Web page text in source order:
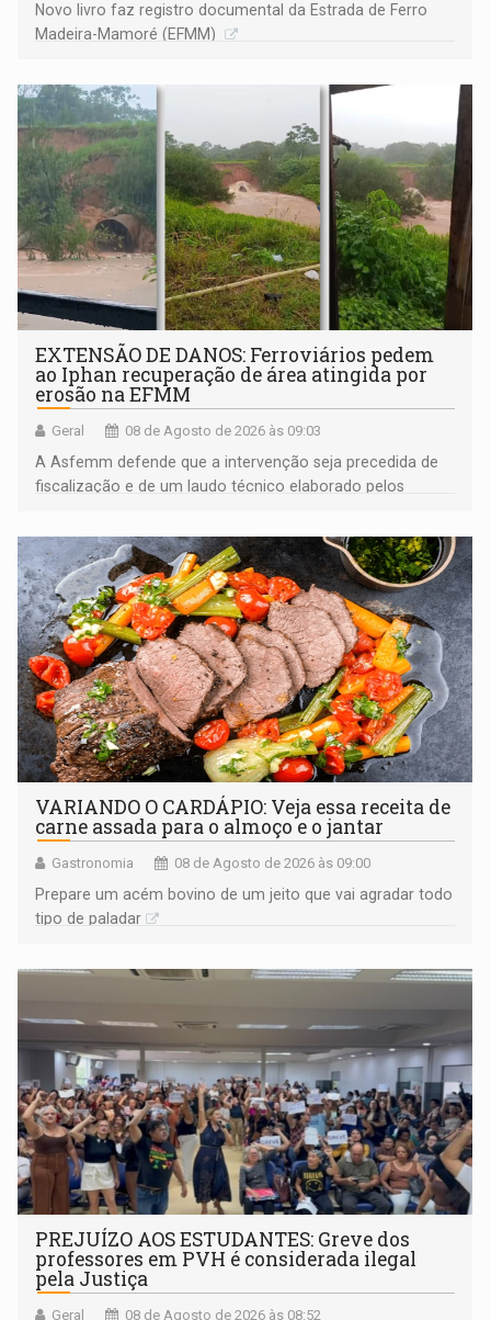
Novo livro faz registro documental da Estrada de Ferro
Madeira-Mamoré (EFMM)
EXTENSÃO DE DANOS: Ferroviários pedem
ao Iphan recuperação de área atingida por
erosão na EFMM
Geral 08 de Agosto de 2026 às 09:03
A Asfemm defende que a intervenção seja precedida de
fiscalização e de um laudo técnico elaborado pelos
VARIANDO O CARDÁPIO: Veja essa receita de
carne assada para o almoço e o jantar
Gastronomia 08 de Agosto de 2026 às 09:00
Prepare um acém bovino de um jeito que vai agradar todo
tipo de paladar
PREJUÍZO AOS ESTUDANTES: Greve dos
professores em PVH é considerada ilegal
pela Justiça
Geral 08 de Agosto de 2026 às 08:52